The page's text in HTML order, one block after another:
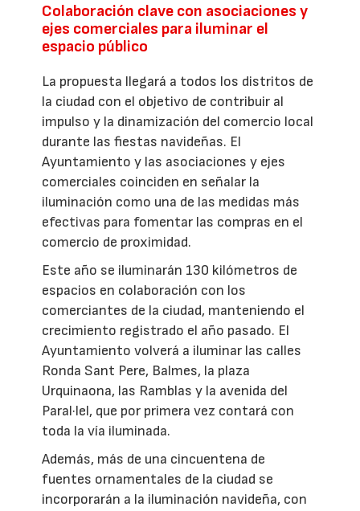
Colaboración clave con asociaciones y
ejes comerciales para iluminar el
espacio público
La propuesta llegará a todos los distritos de
la ciudad con el objetivo de contribuir al
impulso y la dinamización del comercio local
durante las fiestas navideñas. El
Ayuntamiento y las asociaciones y ejes
comerciales coinciden en señalar la
iluminación como una de las medidas más
efectivas para fomentar las compras en el
comercio de proximidad.
Este año se iluminarán 130 kilómetros de
espacios en colaboración con los
comerciantes de la ciudad, manteniendo el
crecimiento registrado el año pasado. El
Ayuntamiento volverá a iluminar las calles
Ronda Sant Pere, Balmes, la plaza
Urquinaona, las Ramblas y la avenida del
Paral·lel, que por primera vez contará con
toda la vía iluminada.
Además, más de una cincuentena de
fuentes ornamentales de la ciudad se
incorporarán a la iluminación navideña, con